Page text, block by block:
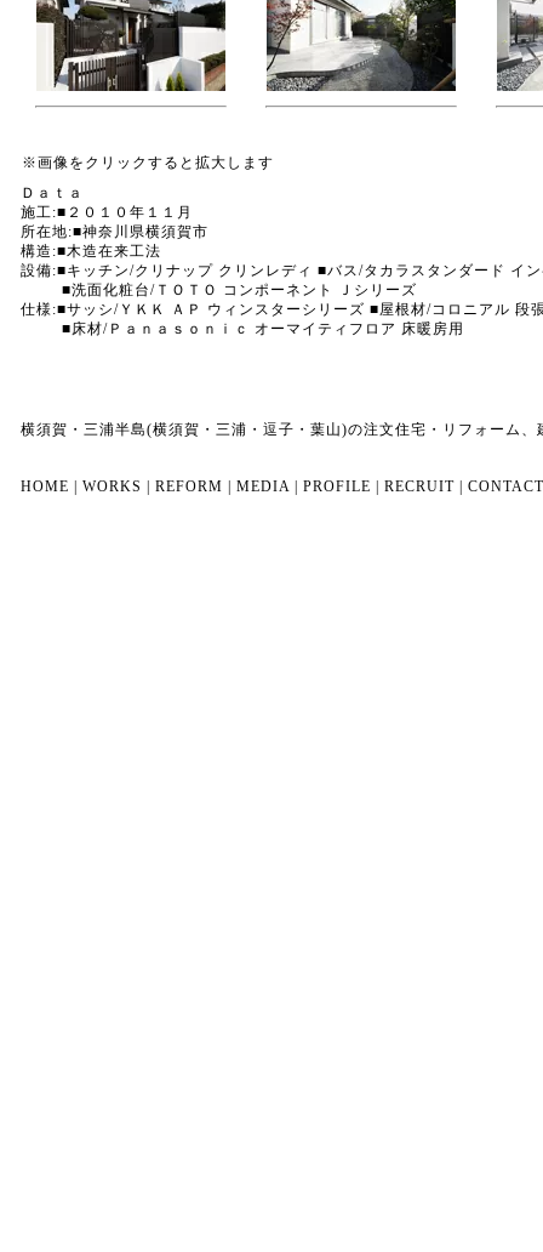
※画像をクリックすると拡大します
Ｄａｔａ
施工:■２０１０年１１月
所在地:■神奈川県横須賀市
構造:■木造在来工法
設備:■キッチン/クリナップ クリンレディ ■バス/タカラスタンダード イ
■洗面化粧台/ＴＯＴＯ コンポーネント Ｊシリーズ
仕様:■サッシ/ＹＫＫ ＡＰ ウィンスターシリーズ ■屋根材/コロニアル 段
■床材/Ｐａｎａｓｏｎｉｃ オーマイティフロア 床暖房用
横須賀・三浦半島(横須賀・三浦・逗子・葉山)の注文住宅・リフォーム
HOME WORKS REFORM MEDIA PROFILE RECRUIT CONTACT